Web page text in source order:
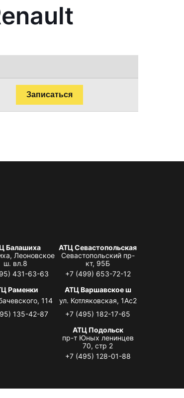
Записаться
Балашиха
Леоновское
ш. вл.8
431-63-63
АТЦ Севастопольская
Севастопольский пр-
кт, 95Б
+7 (499) 653-72-12
Раменки
114
135-42-87
АТЦ Варшавское ш
ул. Котляковская, 1Ас2
+7 (495) 182-17-65
АТЦ Подольск
пр-т Юных ленинцев
70, стр 2
+7 (495) 128-01-88